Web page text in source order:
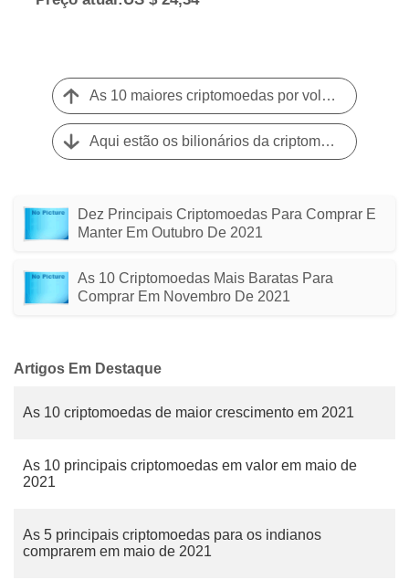
As 10 maiores criptomoedas por volume de mercado, Junho de 2021
Aqui estão os bilionários da criptomoeda de 2021 e suas jornadas
Dez Principais Criptomoedas Para Comprar E
Manter Em Outubro De 2021
As 10 Criptomoedas Mais Baratas Para
Comprar Em Novembro De 2021
Artigos Em Destaque
As 10 criptomoedas de maior crescimento em 2021
As 10 principais criptomoedas em valor em maio de
2021
As 5 principais criptomoedas para os indianos
comprarem em maio de 2021